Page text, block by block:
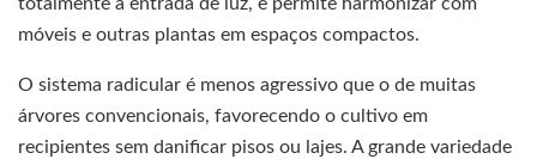
totalmente a entrada de luz, e permite harmonizar com
móveis e outras plantas em espaços compactos.
O sistema radicular é menos agressivo que o de muitas
árvores convencionais, favorecendo o cultivo em
recipientes sem danificar pisos ou lajes. A grande variedade